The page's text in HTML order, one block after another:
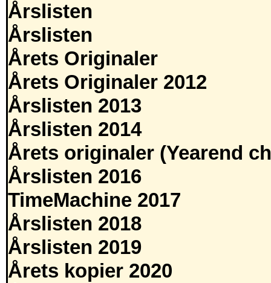
Årslisten
Årslisten
Årets Originaler
Årets Originaler 2012
Årslisten 2013
Årslisten 2014
Årets originaler (Yearend
Årslisten 2016
TimeMachine 2017
Årslisten 2018
Årslisten 2019
Årets kopier 2020